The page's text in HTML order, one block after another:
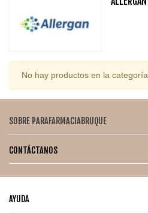
No hay productos en la categoría
SOBRE PARAFARMACIABRUQUE
CONTÁCTANOS
AYUDA